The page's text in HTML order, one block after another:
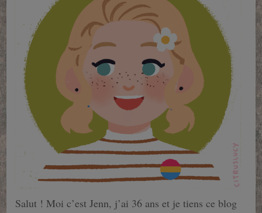
Salut ! Moi c’est Jenn, j’ai 36 ans et je tiens ce blog